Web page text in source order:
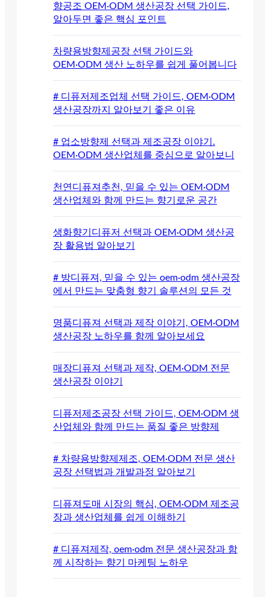
향공조 OEM·ODM 생산공장 선택 가이드,
알아두면 좋은 핵심 포인트
차량용방향제공장 선택 가이드와
OEM·ODM 생산 노하우를 쉽게 풀어봅니다
# 디퓨저제조업체 선택 가이드, OEM·ODM
생산공장까지 알아보기 좋은 이유
# 업소방향제 선택과 제조공장 이야기.
OEM·ODM 생산업체를 중심으로 알아보니
천연디퓨져추천, 믿을 수 있는 OEM·ODM
생산업체와 함께 만드는 향기로운 공간
생화향기디퓨저 선택과 OEM·ODM 생산공
장 활용법 알아보기
# 방디퓨져, 믿을 수 있는 oem·odm 생산공장
에서 만드는 맞춤형 향기 솔루션의 모든 것
명품디퓨져 선택과 제작 이야기, OEM·ODM
생산공장 노하우를 함께 알아보세요
매장디퓨져 선택과 제작, OEM·ODM 전문
생산공장 이야기
디퓨저제조공장 선택 가이드, OEM·ODM 생
산업체와 함께 만드는 품질 좋은 방향제
# 차량용방향제제조, OEM·ODM 전문 생산
공장 선택법과 개발과정 알아보기
디퓨져도매 시장의 핵심, OEM·ODM 제조공
장과 생산업체를 쉽게 이해하기
# 디퓨져제작, oem·odm 전문 생산공장과 함
께 시작하는 향기 마케팅 노하우